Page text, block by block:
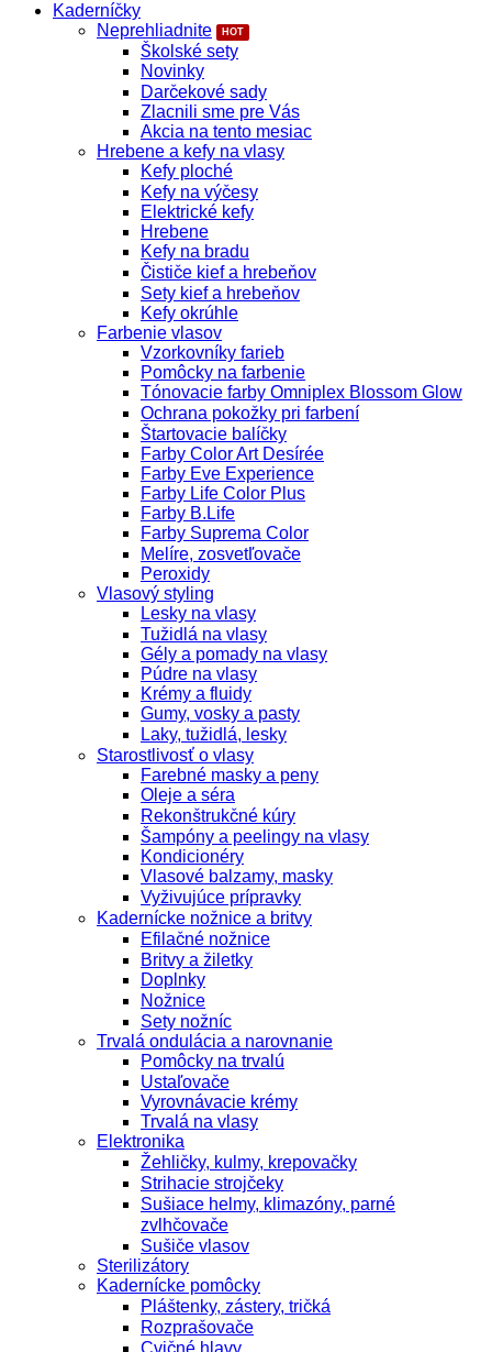
Kaderníčky
Neprehliadnite
Školské sety
Novinky
Darčekové sady
Zlacnili sme pre Vás
Akcia na tento mesiac
Hrebene a kefy na vlasy
Kefy ploché
Kefy na výčesy
Elektrické kefy
Hrebene
Kefy na bradu
Čističe kief a hrebeňov
Sety kief a hrebeňov
Kefy okrúhle
Farbenie vlasov
Vzorkovníky farieb
Pomôcky na farbenie
Tónovacie farby Omniplex Blossom Glow
Ochrana pokožky pri farbení
Štartovacie balíčky
Farby Color Art Desírée
Farby Eve Experience
Farby Life Color Plus
Farby B.Life
Farby Suprema Color
Melíre, zosvetľovače
Peroxidy
Vlasový styling
Lesky na vlasy
Tužidlá na vlasy
Gély a pomady na vlasy
Púdre na vlasy
Krémy a fluidy
Gumy, vosky a pasty
Laky, tužidlá, lesky
Starostlivosť o vlasy
Farebné masky a peny
Oleje a séra
Rekonštrukčné kúry
Šampóny a peelingy na vlasy
Kondicionéry
Vlasové balzamy, masky
Vyživujúce prípravky
Kadernícke nožnice a britvy
Efilačné nožnice
Britvy a žiletky
Doplnky
Nožnice
Sety nožníc
Trvalá ondulácia a narovnanie
Pomôcky na trvalú
Ustaľovače
Vyrovnávacie krémy
Trvalá na vlasy
Elektronika
Žehličky, kulmy, krepovačky
Strihacie strojčeky
Sušiace helmy, klimazóny, parné
zvlhčovače
Sušiče vlasov
Sterilizátory
Kadernícke pomôcky
Pláštenky, zástery, tričká
Rozprašovače